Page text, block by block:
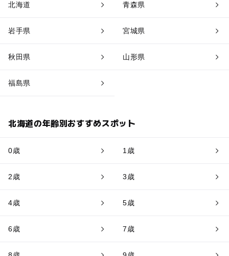
北海道 青森県
岩手県 宮城県
秋田県 山形県
福島県
北海道の年齢別おすすめスポット
0歳 1歳
2歳 3歳
4歳 5歳
6歳 7歳